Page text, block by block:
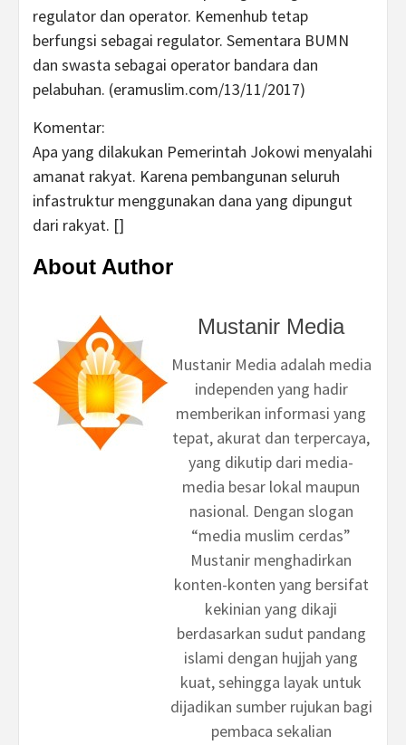
regulator dan operator. Kemenhub tetap
berfungsi sebagai regulator. Sementara BUMN
dan swasta sebagai operator bandara dan
pelabuhan. (eramuslim.com/13/11/2017)
Komentar:
Apa yang dilakukan Pemerintah Jokowi menyalahi
amanat rakyat. Karena pembangunan seluruh
infastruktur menggunakan dana yang dipungut
dari rakyat. []
About Author
Mustanir Media
Mustanir Media adalah media
independen yang hadir
memberikan informasi yang
tepat, akurat dan terpercaya,
yang dikutip dari media-
media besar lokal maupun
nasional. Dengan slogan
“media muslim cerdas”
Mustanir menghadirkan
konten-konten yang bersifat
kekinian yang dikaji
berdasarkan sudut pandang
islami dengan hujjah yang
kuat, sehingga layak untuk
dijadikan sumber rujukan bagi
pembaca sekalian